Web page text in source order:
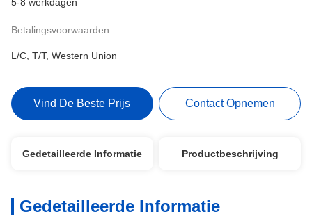
Betalingsvoorwaarden:
L/C, T/T, Western Union
Vind De Beste Prijs Contact Opnemen
Gedetailleerde Informatie Productbeschrijving
Gedetailleerde Informatie